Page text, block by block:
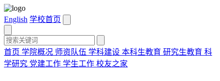
English 学校首页
首页 学院概况 师资队伍 学科建设 本科生教育 研究生教育 科
学研究 党建工作 学生工作 校友之家